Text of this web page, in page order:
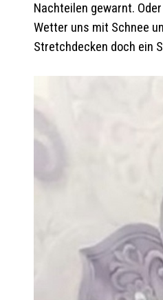
Nachteilen gewarnt.
Wetter uns mit Schnee
Stretchdecken doch ein